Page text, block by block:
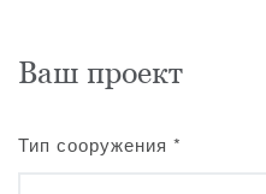
Ваш проект
Тип сооружения *